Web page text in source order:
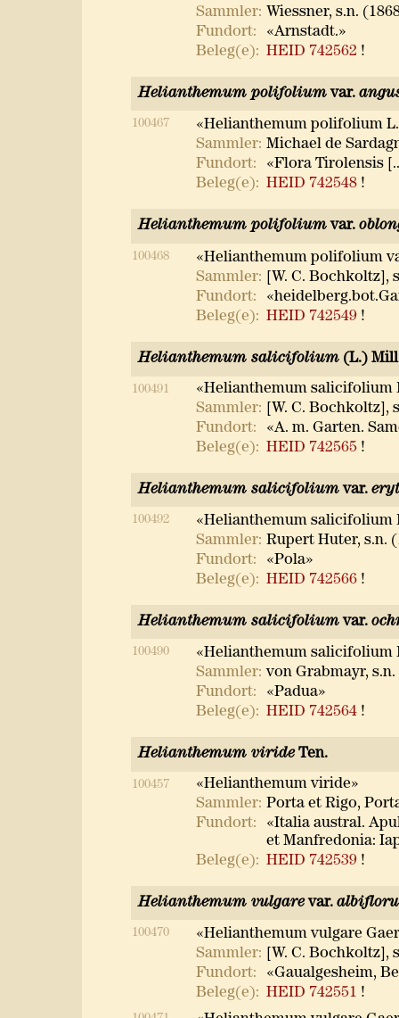
Sammler: Wiessner, s.n.
Fundort:
«Arnstadt.»
Beleg(e): HEID 742562 !
Helianthemum polifolium var.
100467
«Helianthemum polifolium
Sammler: Michael de
Fundort:
«Flora Tirolensis
Beleg(e): HEID 742548 !
Helianthemum polifolium var.
100468
«Helianthemum polifolium
Sammler:
[W. C. Bochkoltz],
Fundort:
Beleg(e): HEID 742549 !
Helianthemum salicifolium (L.)
100491
«Helianthemum salicifolium
Sammler:
[W. C. Bochkoltz],
Fundort:
«A. m. Garten.
Beleg(e): HEID 742565 !
Helianthemum salicifolium var.
100492
«Helianthemum salicifolium
Sammler: Rupert Huter, s.n.
Fundort:
«Pola»
Beleg(e): HEID 742566 !
Helianthemum salicifolium var.
100490
«Helianthemum salicifolium
Sammler: von Grabmayr, s.n.
Fundort:
«Padua»
Beleg(e): HEID 742564 !
Helianthemum viride Ten.
100457
«Helianthemum viride»
Sammler: Porta et Rigo,
Fundort:
«Italia austral.
et Manfredonia:
Beleg(e): HEID 742539 !
Helianthemum vulgarevar.
100470
«Helianthemum vulgare
Sammler:
[W. C. Bochkoltz],
Fundort:
«Gaualgesheim,
Beleg(e): HEID 742551 !